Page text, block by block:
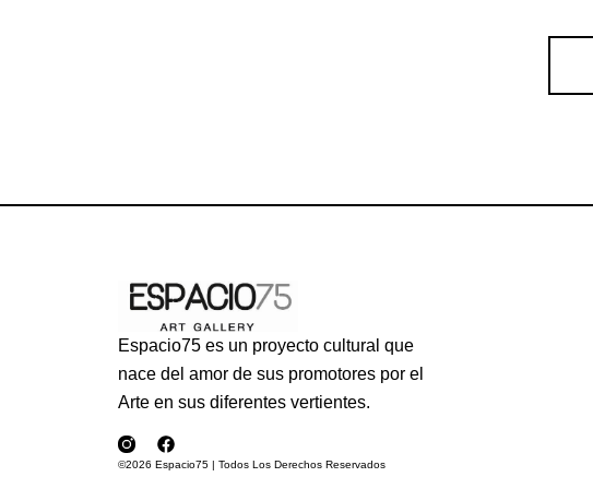
Espacio75 es un proyecto cultural que
nace del amor de sus promotores por el
Arte en sus diferentes vertientes.
©2026 Espacio75 | Todos Los Derechos Reservados